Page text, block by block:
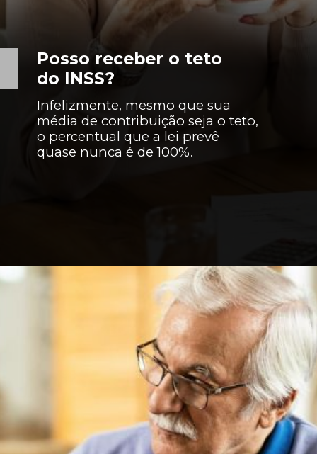
Infelizmente, mesmo que sua
média de contribuição seja o teto,
o percentual que a lei prevê
quase nunca é de 100%.
Posso receber o teto
do INSS?